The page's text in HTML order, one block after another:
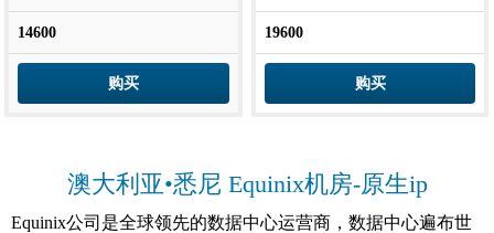
14600
购买
19600
购买
澳大利亚•悉尼 Equinix机房-原生ip
Equinix公司是全球领先的数据中心运营商，数据中心遍布世